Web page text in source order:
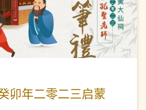
卯年二零二三启蒙